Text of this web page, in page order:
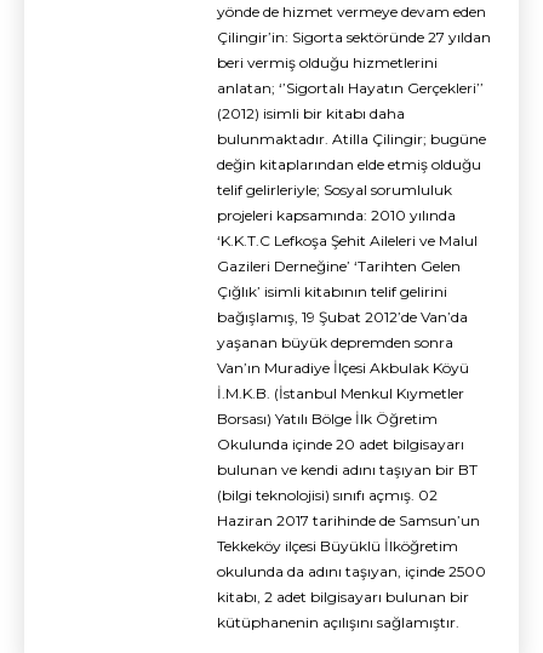
yönde de hizmet vermeye devam eden
Çilingir’in: Sigorta sektöründe 27 yıldan
beri vermiş olduğu hizmetlerini
anlatan; ‘’Sigortalı Hayatın Gerçekleri’’
(2012) isimli bir kitabı daha
bulunmaktadır. Atilla Çilingir; bugüne
değin kitaplarından elde etmiş olduğu
telif gelirleriyle; Sosyal sorumluluk
projeleri kapsamında: 2010 yılında
‘K.K.T.C Lefkoşa Şehit Aileleri ve Malul
Gazileri Derneğine’ ‘Tarihten Gelen
Çığlık’ isimli kitabının telif gelirini
bağışlamış, 19 Şubat 2012’de Van’da
yaşanan büyük depremden sonra
Van’ın Muradiye İlçesi Akbulak Köyü
İ.M.K.B. (İstanbul Menkul Kıymetler
Borsası) Yatılı Bölge İlk Öğretim
Okulunda içinde 20 adet bilgisayarı
bulunan ve kendi adını taşıyan bir BT
(bilgi teknolojisi) sınıfı açmış. 02
Haziran 2017 tarihinde de Samsun’un
Tekkeköy ilçesi Büyüklü İlköğretim
okulunda da adını taşıyan, içinde 2500
kitabı, 2 adet bilgisayarı bulunan bir
kütüphanenin açılışını sağlamıştır.